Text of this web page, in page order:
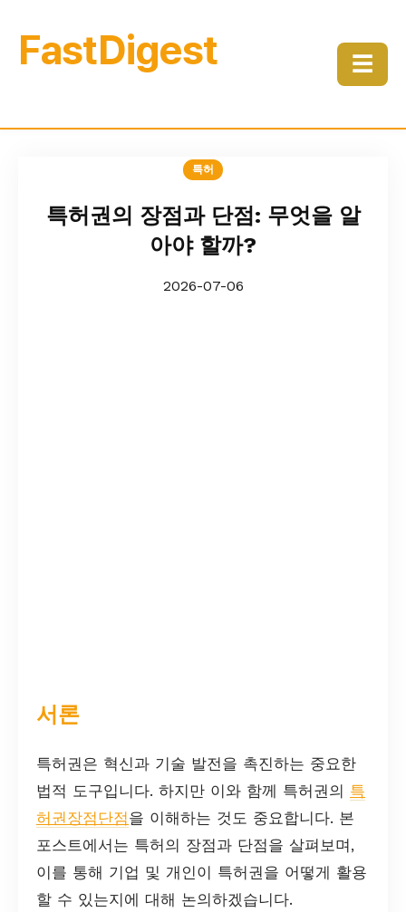
FastDigest ☰
특허
특허권의 장점과 단점: 무엇을 알
아야 할까?
2026-07-06
서론
특허권은 혁신과 기술 발전을 촉진하는 중요한
법적 도구입니다. 하지만 이와 함께 특허권의 특
허권장점단점을 이해하는 것도 중요합니다. 본
포스트에서는 특허의 장점과 단점을 살펴보며,
이를 통해 기업 및 개인이 특허권을 어떻게 활용
할 수 있는지에 대해 논의하겠습니다.